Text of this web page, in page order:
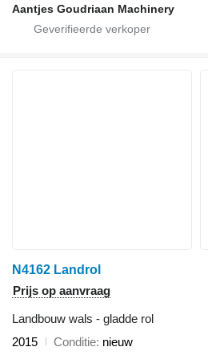
Aantjes Goudriaan Machinery
N4162 Landrol
Prijs op aanvraag
Landbouw wals - gladde rol
2015
Conditie nieuw